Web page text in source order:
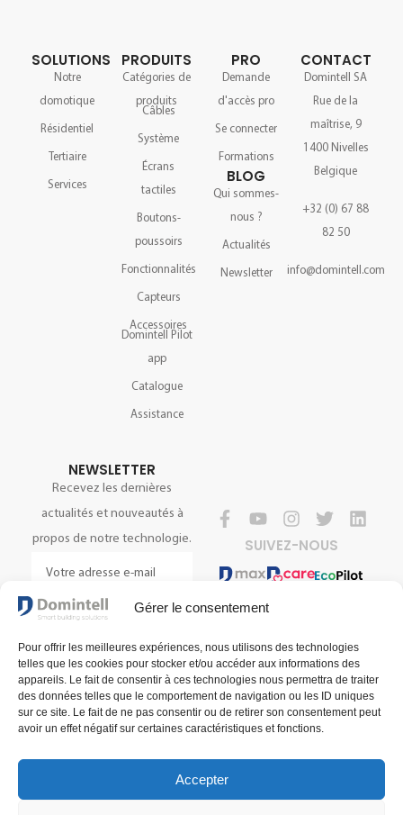
Gérer le consentement
Pour offrir les meilleures expériences, nous utilisons des technologies
telles que les cookies pour stocker et/ou accéder aux informations des
appareils. Le fait de consentir à ces technologies nous permettra de traiter
des données telles que le comportement de navigation ou les ID uniques
sur ce site. Le fait de ne pas consentir ou de retirer son consentement peut
avoir un effet négatif sur certaines caractéristiques et fonctions.
Accepter
SOLUTIONS
Notre
domotique
Résidentiel
Tertiaire
Services
PRODUITS
Catégories de
produits
Câbles
Système
Écrans
tactiles
Boutons-
poussoirs
Fonctionnalités
Capteurs
Accessoires
Domintell Pilot
app
Catalogue
Assistance
PRO
Demande
d'accès pro
Se connecter
Formations
BLOG
Qui sommes-
nous ?
Actualités
Newsletter
CONTACT
Domintell SA
Rue de la
maîtrise, 9
1400 Nivelles
Belgique
+32 (0) 67 88
82 50
info@domintell.com
NEWSLETTER
Recevez les dernières
actualités et nouveautés à
propos de notre technologie.
S'INSCRIRE
SUIVEZ-NOUS